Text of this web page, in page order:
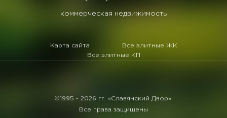
коммерческая недвижимость
Карта сайта
Все элитные ЖК
Все элитные КП
©1995 - 2026 гг. «Славянский Двор».
Все права защищены